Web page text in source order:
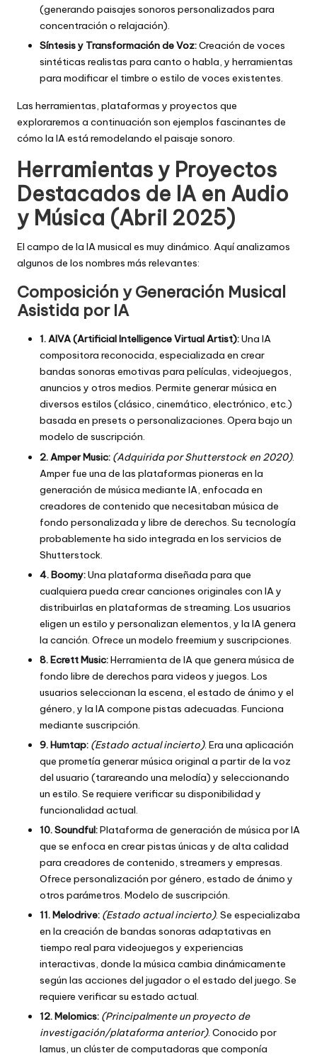
(generando paisajes sonoros personalizados para
concentración o relajación).
Síntesis y Transformación de Voz:Creación de voces
sintéticas realistas para canto o habla, y herramientas
para modificar el timbre o estilo de voces existentes.
Las herramientas, plataformas y proyectos que
exploraremos a continuación son ejemplos fascinantes de
cómo la IA está remodelando el paisaje sonoro.
Herramientas y Proyectos
Destacados de IA en Audio
y Música (Abril 2025)
El campo de la IA musical es muy dinámico. Aquí analizamos
algunos de los nombres más relevantes:
Composición y Generación Musical
Asistida por IA
1. AIVA (Artificial Intelligence Virtual Artist):Una IA
compositora reconocida, especializada en crear
bandas sonoras emotivas para películas, videojuegos,
anuncios y otros medios. Permite generar música en
diversos estilos (clásico, cinemático, electrónico, etc.)
basada en presets o personalizaciones. Opera bajo un
modelo de suscripción.
2. Amper Music: (Adquirida por Shutterstock en 2020).
Amper fue una de las plataformas pioneras en la
generación de música mediante IA, enfocada en
creadores de contenido que necesitaban música de
fondo personalizada y libre de derechos. Su tecnología
probablemente ha sido integrada en los servicios de
Shutterstock.
4. Boomy:Una plataforma diseñada para que
cualquiera pueda crear canciones originales con IA y
distribuirlas en plataformas de streaming. Los usuarios
eligen un estilo y personalizan elementos, y la IA genera
la canción. Ofrece un modelo freemium y suscripciones.
8. Ecrett Music:Herramienta de IA que genera música de
fondo libre de derechos para videos y juegos. Los
usuarios seleccionan la escena, el estado de ánimo y el
género, y la IA compone pistas adecuadas. Funciona
mediante suscripción.
9. Humtap: (Estado actual incierto). Era una aplicación
que prometía generar música original a partir de la voz
del usuario (tarareando una melodía) y seleccionando
un estilo. Se requiere verificar su disponibilidad y
funcionalidad actual.
10. Soundful:Plataforma de generación de música por IA
que se enfoca en crear pistas únicas y de alta calidad
para creadores de contenido, streamers y empresas.
Ofrece personalización por género, estado de ánimo y
otros parámetros. Modelo de suscripción.
11. Melodrive: (Estado actual incierto). Se especializaba
en la creación de bandas sonoras adaptativas en
tiempo real para videojuegos y experiencias
interactivas, donde la música cambia dinámicamente
según las acciones del jugador o el estado del juego. Se
requiere verificar su estado actual.
12. Melomics: (Principalmente un proyecto de
investigación/plataforma anterior). Conocido por
Iamus, un clúster de computadoras que componía